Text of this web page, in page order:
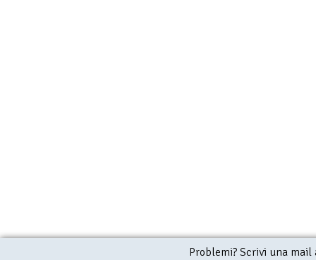
Problemi? Scrivi una